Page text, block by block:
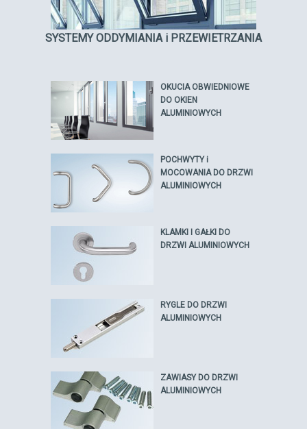
SYSTEMY ODDYMIANIA i PRZEWIETRZANIA
OKUCIA OBWIEDNIOWE
DO OKIEN
ALUMINIOWYCH
POCHWYTY i
MOCOWANIA DO DRZWI
ALUMINIOWYCH
KLAMKI I GAŁKI DO
DRZWI ALUMINIOWYCH
RYGLE DO DRZWI
ALUMINIOWYCH
ZAWIASY DO DRZWI
ALUMINIOWYCH